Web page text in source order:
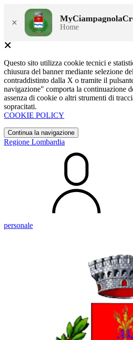
× Home
Questo sito utilizza cookie tecnici e
chiusura del banner mediante selezione
contraddistinto dalla X o tramite il
navigazione" comporta la continuazione
assenza di cookie o altri strumenti di
sopracitati.
COOKIE POLICY
Continua la navigazione
Regione Lombardia
personale